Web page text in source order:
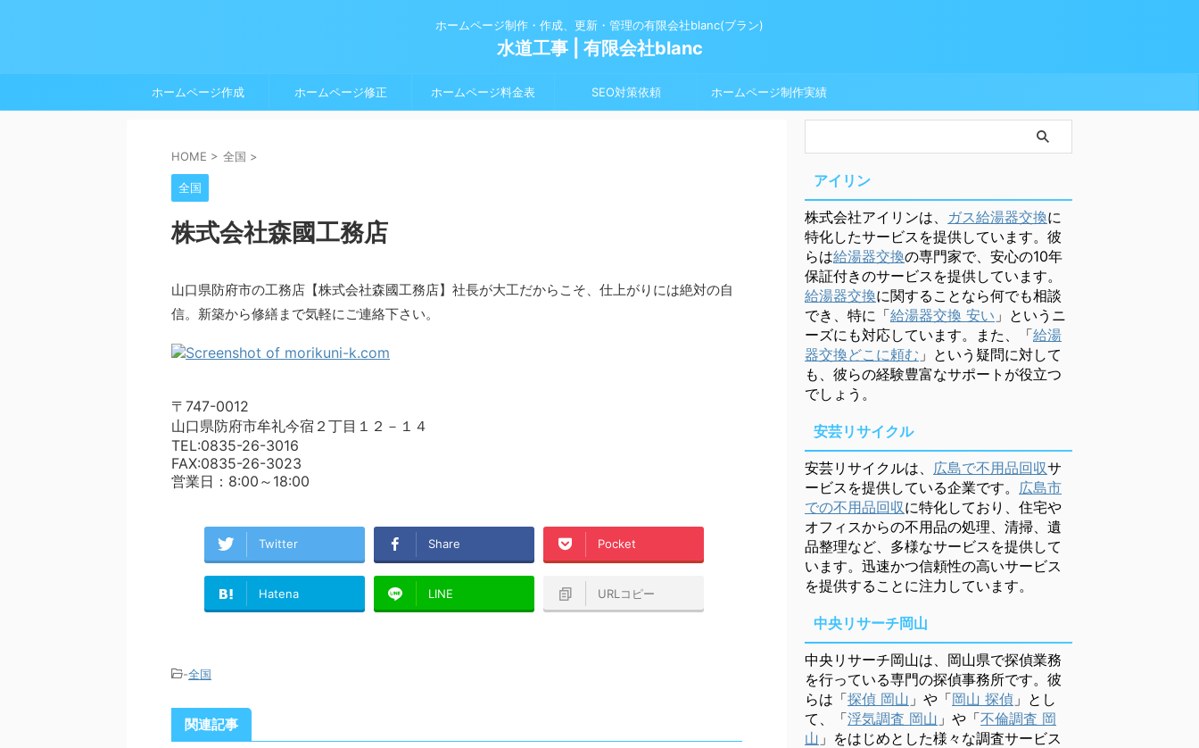
ホームページ制作・作成、更新・管理の有限会社blanc(ブラン)
水道工事 | 有限会社blanc
ホームページ作成 ホームページ修正 ホームページ料金表 SEO対策依頼 ホームページ制作実績
HOME > 全国 >
全国
株式会社森國工務店
山口県防府市の工務店【株式会社森國工務店】社長が大工だからこそ、仕上がりには絶対の自
信。新築から修繕まで気軽にご連絡下さい。
〒747-0012
山口県防府市牟礼今宿２丁目１２－１４
TEL:0835-26-3016
FAX:0835-26-3023
営業日：8:00～18:00
Twitter Share Pocket
Hatena LINE URLコピー
-全国
関連記事
アイリン
株式会社アイリンは、 ガス給湯器交換に
特化したサービスを提供しています。彼
らは給湯器交換の専門家で、安心の10年
保証付きのサービスを提供しています。
給湯器交換に関することなら何でも相談
でき、特に「給湯器交換 安い 」というニ
ーズにも対応しています。また、「給湯
器交換どこに頼む 」という疑問に対して
も、彼らの経験豊富なサポートが役立つ
でしょう。
安芸リサイクル
安芸リサイクルは、 広島で不用品回収サ
ービスを提供している企業です。 広島市
での不用品回収に特化しており、住宅や
オフィスからの不用品の処理、清掃、遺
品整理など、多様なサービスを提供して
います。迅速かつ信頼性の高いサービス
を提供することに注力しています。
中央リサーチ岡山
中央リサーチ岡山は、岡山県で探偵業務
を行っている専門の探偵事務所です。彼
らは「探偵 岡山 」や「岡山 探偵 」とし
て、「浮気調査 岡山 」や「不倫調査 岡
山 」をはじめとした様々な調査サービス